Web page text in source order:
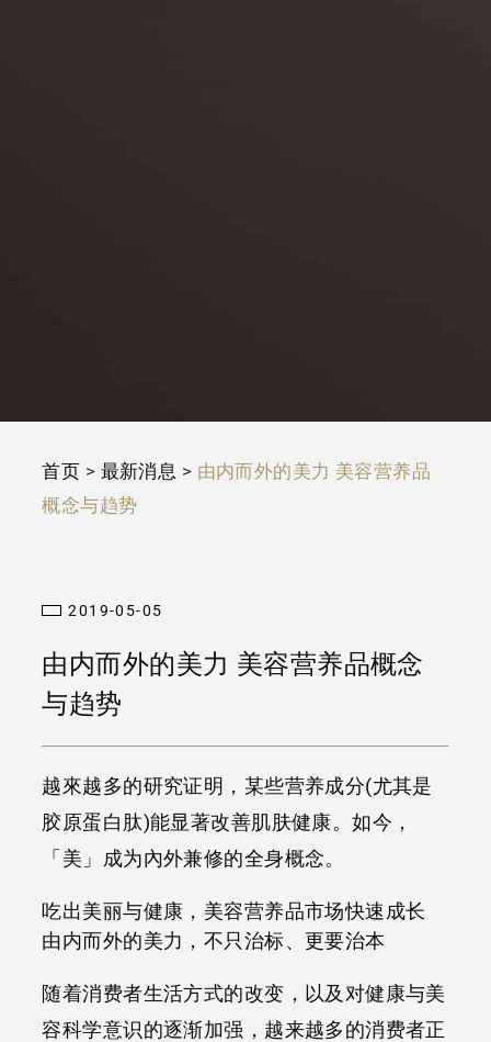
首页 > 最新消息 > 由内而外的美力 美容营养品
概念与趋势
2019-05-05
由内而外的美力 美容营养品概念
与趋势
越來越多的研究证明，某些营养成分(尤其是
胶原蛋白肽)能显著改善肌肤健康。如今，
「美」成为內外兼修的全身概念。
吃出美丽与健康，美容营养品市场快速成长
由内而外的美力，不只治标、更要治本
随着消费者生活方式的改变，以及对健康与美
容科学意识的逐渐加强，越来越多的消费者正